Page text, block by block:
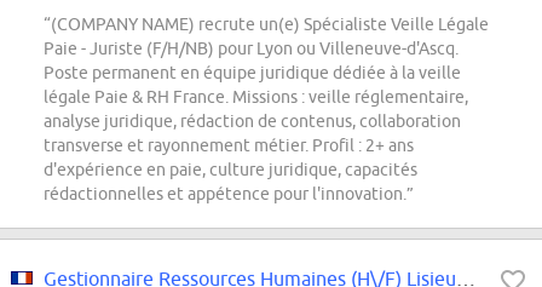
“(COMPANY NAME) recrute un(e) Spécialiste Veille Légale
Paie - Juriste (F/H/NB) pour Lyon ou Villeneuve-d'Ascq.
Poste permanent en équipe juridique dédiée à la veille
légale Paie & RH France. Missions : veille réglementaire,
analyse juridique, rédaction de contenus, collaboration
transverse et rayonnement métier. Profil : 2+ ans
d'expérience en paie, culture juridique, capacités
rédactionnelles et appétence pour l'innovation.”